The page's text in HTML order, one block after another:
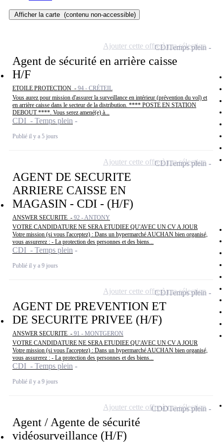
Afficher la carte (contenu non-accessible)
Agent de sécurité en arrière caisse
H/F
ETOILE PROTECTION - 94 - CRÉTEIL
Vous aurez pour mission d'assurer la surveillance en intérieur (prévention du vol) et
en arrière caisse dans le secteur de la distribution. **** POSTE EN STATION
DEBOUT ****. Vous serez amené(e) à...
CDI - Temps plein
Publié il y a 5 jours
CDITemps plein
Ajouter cette offre à ma sélection
AGENT DE SECURITE
ARRIERE CAISSE EN
MAGASIN - CDI - (H/F)
ANSWER SECURITE - 92 - ANTONY
VOTRE CANDIDATURE NE SERA ETUDIEE QU'AVEC UN CV A JOUR
Votre mission (si vous l'acceptez) : Dans un hypermarché AUCHAN bien organisé,
vous assurerez : - La protection des personnes et des biens...
CDI - Temps plein
Publié il y a 9 jours
CDITemps plein
Ajouter cette offre à ma sélection
AGENT DE PREVENTION ET
DE SECURITE PRIVEE (H/F)
ANSWER SECURITE - 91 - MONTGERON
VOTRE CANDIDATURE NE SERA ETUDIEE QU'AVEC UN CV A JOUR
Votre mission (si vous l'acceptez) : Dans un hypermarché AUCHAN bien organisé,
vous assurerez : - La protection des personnes et des biens...
CDI - Temps plein
Publié il y a 9 jours
CDITemps plein
Ajouter cette offre à ma sélection
Agent / Agente de sécurité
vidéosurveillance (H/F)
CDDTemps plein
Ajouter cette offre à ma sélection